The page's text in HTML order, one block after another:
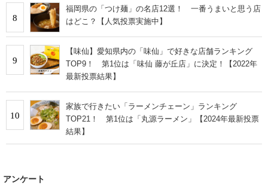
8
福岡県の「つけ麺」の名店12選！ 一番うまいと思う店
はどこ？【人気投票実施中】
9
【味仙】愛知県内の「味仙」で好きな店舗ランキング
TOP9！ 第1位は「味仙 藤が丘店」に決定！【2022年
最新投票結果】
10
家族で行きたい「ラーメンチェーン」ランキング
TOP21！ 第1位は「丸源ラーメン」【2024年最新投票
結果】
アンケート